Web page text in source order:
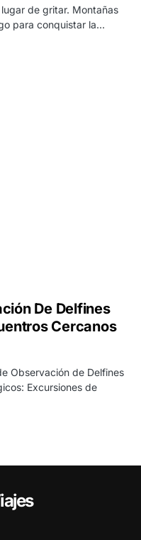
de gritar. Montañas
para conquistar la…
De Delfines
Cercanos
Observación de Delfines
Excursiones de